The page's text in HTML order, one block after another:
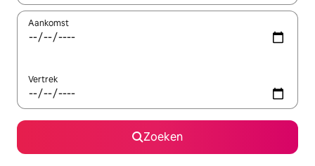
Aankomst
Vertrek
Zoeken